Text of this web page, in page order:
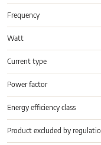
Frequency
Watt
Current type
Power factor
Energy efficiency class
Product excluded by